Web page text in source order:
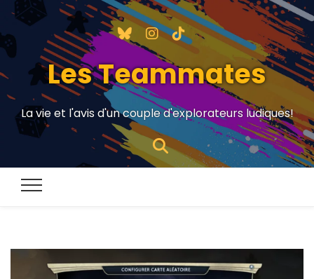
Les Teammates
La vie et l'avis d'un couple d'explorateurs ludiques!